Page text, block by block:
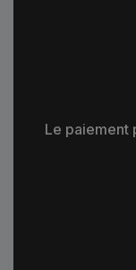
Le paiement